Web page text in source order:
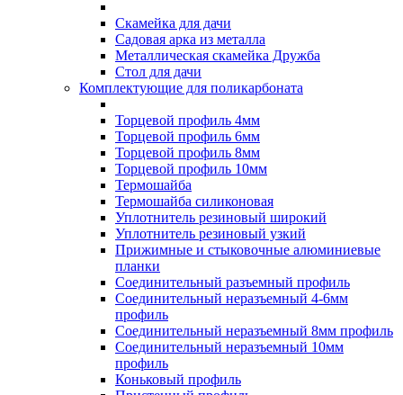
Скамейка для дачи
Садовая арка из металла
Металлическая скамейка Дружба
Стол для дачи
Комплектующие для поликарбоната
Торцевой профиль 4мм
Торцевой профиль 6мм
Торцевой профиль 8мм
Торцевой профиль 10мм
Термошайба
Термошайба силиконовая
Уплотнитель резиновый широкий
Уплотнитель резиновый узкий
Прижимные и стыковочные алюминиевые
планки
Соединительный разъемный профиль
Соединительный неразъемный 4-6мм
профиль
Соединительный неразъемный 8мм профиль
Соединительный неразъемный 10мм
профиль
Коньковый профиль